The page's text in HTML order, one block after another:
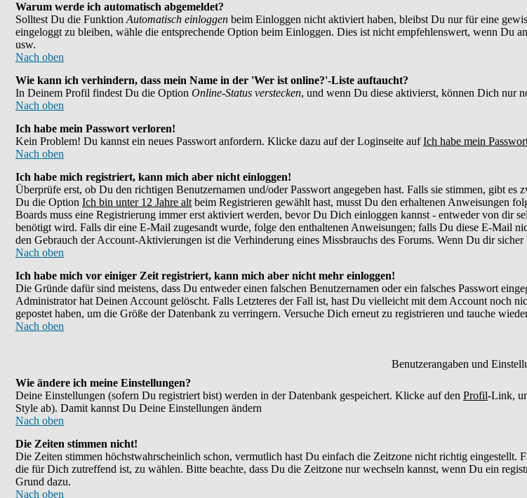
Warum werde ich automatisch abgemeldet?
Solltest Du die Funktion Automatisch einloggen beim Einloggen nicht aktiviert haben, bleibst Du nur für eine
eingeloggt zu bleiben, wähle die entsprechende Option beim Einloggen. Dies ist nicht empfehlenswert, wenn Du
usw.
Nach oben
Wie kann ich verhindern, dass mein Name in der 'Wer ist online?'-Liste auftaucht?
In Deinem Profil findest Du die Option Online-Status verstecken, und wenn Du diese aktivierst, können Dich nur
Nach oben
Ich habe mein Passwort verloren!
Kein Problem! Du kannst ein neues Passwort anfordern. Klicke dazu auf der Loginseite aufIch habe mein
Nach oben
Ich habe mich registriert, kann mich aber nicht einloggen!
Überprüfe erst, ob Du den richtigen Benutzernamen und/oder Passwort angegeben hast. Falls sie stimmen, gibt
Du die Option Ich bin unter 12 Jahre alt beim Registrieren gewählt hast, musst Du den erhaltenen Anweisungen
Boards muss eine Registrierung immer erst aktiviert werden, bevor Du Dich einloggen kannst - entweder von dir
benötigt wird. Falls dir eine E-Mail zugesandt wurde, folge den enthaltenen Anweisungen; falls Du diese E-Mail
den Gebrauch der Account-Aktivierungen ist die Verhinderung eines Missbrauchs des Forums. Wenn Du dir
Nach oben
Ich habe mich vor einiger Zeit registriert, kann mich aber nicht mehr einloggen!
Die Gründe dafür sind meistens, dass Du entweder einen falschen Benutzernamen oder ein falsches Passwort
Administrator hat Deinen Account gelöscht. Falls Letzteres der Fall ist, hast Du vielleicht mit dem Account noch
gepostet haben, um die Größe der Datenbank zu verringern. Versuche Dich erneut zu registrieren und tauche
Nach oben
Benutzerangaben und
Wie ändere ich meine Einstellungen?
Deine Einstellungen (sofern Du registriert bist) werden in der Datenbank gespeichert. Klicke auf den Profil-Link,
Style ab). Damit kannst Du Deine Einstellungen ändern
Nach oben
Die Zeiten stimmen nicht!
Die Zeiten stimmen höchstwahrscheinlich schon, vermutlich hast Du einfach die Zeitzone nicht richtig
die für Dich zutreffend ist, zu wählen. Bitte beachte, dass Du die Zeitzone nur wechseln kannst, wenn Du ein
Grund dazu.
Nach oben